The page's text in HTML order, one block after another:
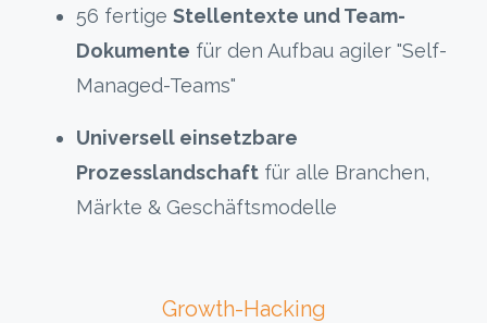
56 fertige Stellentexte und Team-
Dokumente für den Aufbau agiler "Self-
Managed-Teams"
Universell einsetzbare
Prozesslandschaft für alle Branchen,
Märkte & Geschäftsmodelle
Growth-Hacking